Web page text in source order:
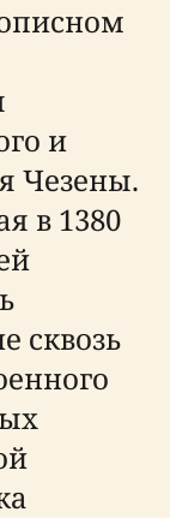
и
Чезены.
в 1380
сквозь